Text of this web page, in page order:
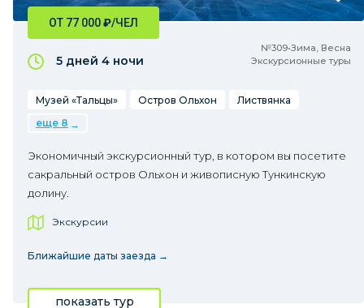
№309•Зима, Весна
Экскурсионные туры
ОТ 77 000₽/ЧЕЛ
5 дней 4 ночи
Музей «Тальцы» Остров Ольхон
Листвянка
еще 8
Экономичный экскурсионный тур, в котором вы посетите
сакральный остров Ольхон и живописную Тункинскую
долину.
Экскурсии
Ближайшие даты заезда →
показать тур